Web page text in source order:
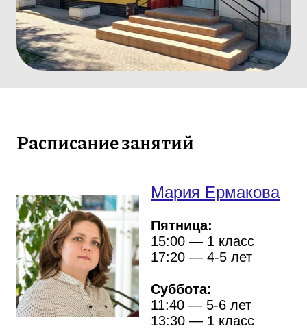
Расписание занятий
Мария Ермакова
Пятница:
15:00 — 1 класс
17:20 — 4-5 лет
Суббота:
11:40 — 5-6 лет
13:30 — 1 класс